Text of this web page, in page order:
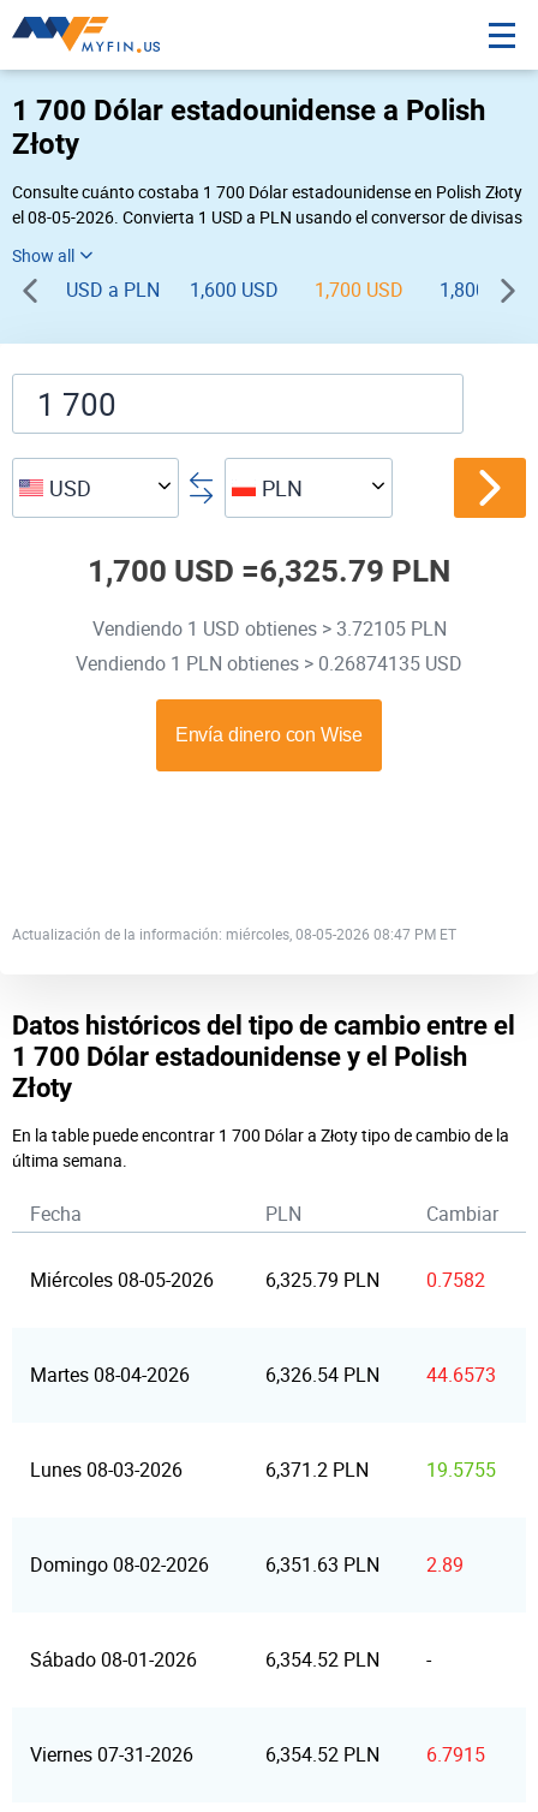
1 700 Dólar estadounidense a Polish
Złoty
Consulte cuánto costaba 1 700 Dólar estadounidense en Polish Złoty
el 08-05-2026. Convierta 1 USD a PLN usando el conversor de divisas
PLN USD ».
USD a PLN 1,600 USD 1,700 USD 1,800 USD
USD PLN
1,700 USD =6,325.79 PLN
Vendiendo 1 USD obtienes > 3.72105 PLN
Vendiendo 1 PLN obtienes > 0.26874135 USD
Actualización de la información: miércoles, 08-05-2026 08:47 PM ET
Datos históricos del tipo de cambio entre el
1 700 Dólar estadounidense y el Polish
Złoty
En la table puede encontrar 1 700 Dólar a Złoty tipo de cambio de la
última semana.
Fecha PLN Cambiar
Miércoles 08-05-2026 6,325.79 PLN 0.7582
Martes 08-04-2026 6,326.54 PLN 44.6573
Lunes 08-03-2026 6,371.2 PLN 19.5755
Domingo 08-02-2026 6,351.63 PLN 2.89
Sábado 08-01-2026 6,354.52 PLN -
Viernes 07-31-2026 6,354.52 PLN 6.7915